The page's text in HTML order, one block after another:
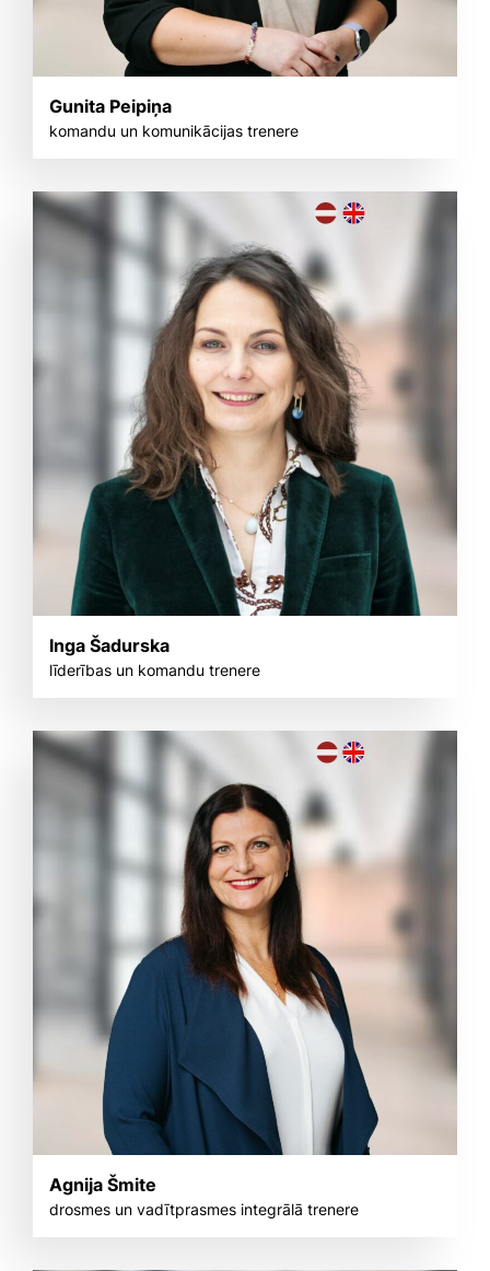
Gunita Peipiņa
komandu un komunikācijas trenere
Inga Šadurska
līderības un komandu trenere
Agnija Šmite
drosmes un vadītprasmes integrālā trenere